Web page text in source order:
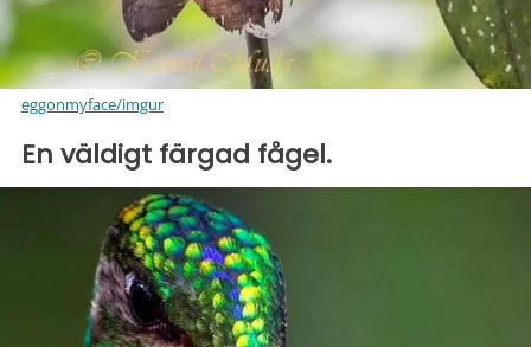
eggonmyface/imgur
En väldigt färgad fågel.